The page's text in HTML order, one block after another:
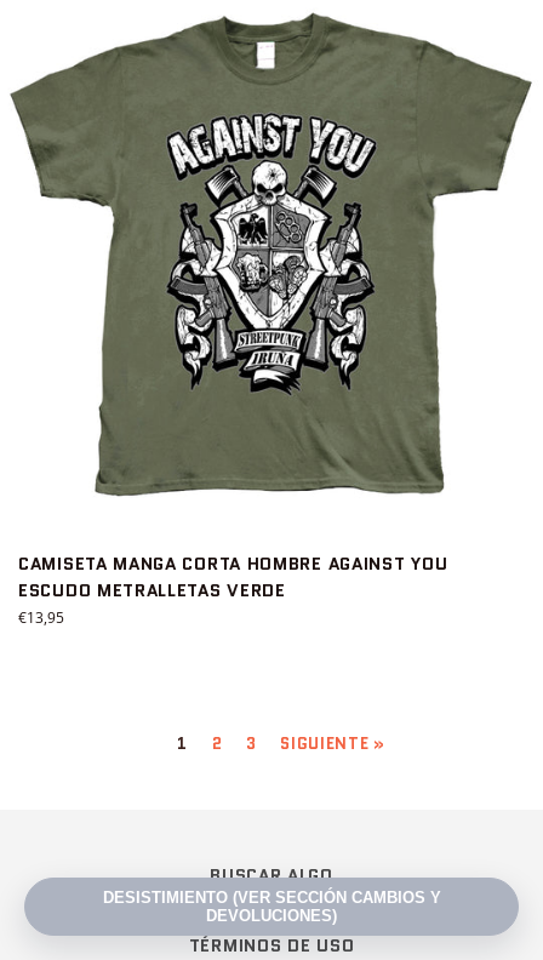
CAMISETA MANGA CORTA HOMBRE AGAINST YOU
ESCUDO METRALLETAS VERDE
Precio
€13,95
1 2 3 SIGUIENTE »
BUSCAR ALGO
CAMBIOS Y DEVOLUCIONES
TÉRMINOS DE USO